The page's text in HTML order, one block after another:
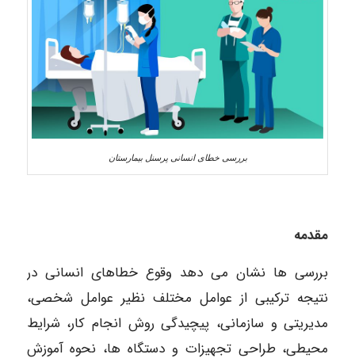
بررسی خطای انسانی پرسنل بیمارستان
مقدمه
بررسی ها نشان می دهد وقوع خطاهای انسانی در
نتیجه ترکیبی از عوامل مختلف نظیر عوامل شخصی،
مدیریتی و سازمانی، پیچیدگی روش انجام کار، شرایط
محیطی، طراحی تجهیزات و دستگاه ها، نحوه آموزش